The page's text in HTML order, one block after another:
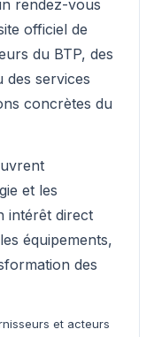
rendez-vous
officiel de
du BTP, des
services
concrètes du
et les
intérêt direct
équipements,
des
et acteurs